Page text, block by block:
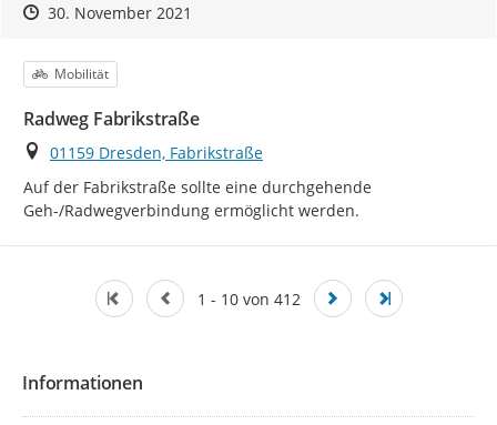
Zeitpunkt des Erstellens
Zeitpunkt des Erstellens
30. November 2021
Kategorie
Mobilität
Radweg Fabrikstraße
Ort
01159 Dresden, Fabrikstraße
Auf der Fabrikstraße sollte eine durchgehende
Geh-/Radwegverbindung ermöglicht werden.
1 - 10 von 412
Informationen